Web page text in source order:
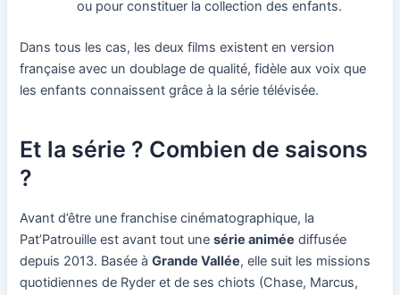
ou pour constituer la collection des enfants.
Dans tous les cas, les deux films existent en version
française avec un doublage de qualité, fidèle aux voix que
les enfants connaissent grâce à la série télévisée.
Et la série ? Combien de saisons
?
Avant d’être une franchise cinématographique, la
Pat’Patrouille est avant tout unesérie animée diffusée
depuis 2013. Basée àGrande Vallée, elle suit les missions
quotidiennes de Ryder et de ses chiots (Chase, Marcus,